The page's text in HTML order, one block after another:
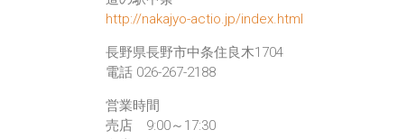
http://nakajyo-actio.jp/index.html
長野県長野市中条住良木1704
電話 026-267-2188
営業時間
売店 9:00～17:30